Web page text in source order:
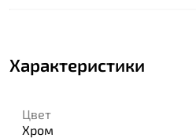
Характеристики
Цвет
Хром